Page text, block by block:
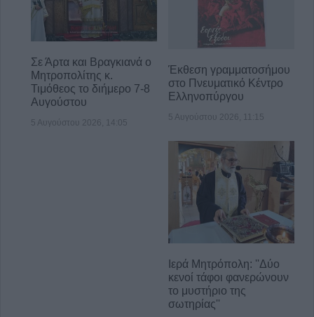
Σε Άρτα και Βραγκιανά ο
Μητροπολίτης κ.
Τιμόθεος το διήμερο 7-8
Αυγούστου
5 Αυγούστου 2026, 14:05
Έκθεση γραμματοσήμου
στο Πνευματικό Κέντρο
Ελληνοπύργου
5 Αυγούστου 2026, 11:15
Ιερά Μητρόπολη: ''Δύο
κενοί τάφοι φανερώνουν
το μυστήριο της
σωτηρίας''